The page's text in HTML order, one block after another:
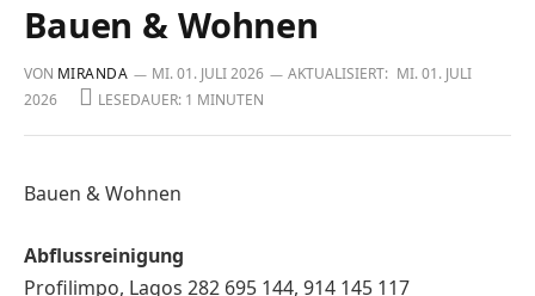
Bauen & Wohnen
VON MIRANDA MI. 01. JULI 2026 AKTUALISIERT: MI. 01. JULI
2026
LESEDAUER: 1 MINUTEN
Bauen & Wohnen
Abflussreinigung
Profilimpo, Lagos 282 695 144, 914 145 117